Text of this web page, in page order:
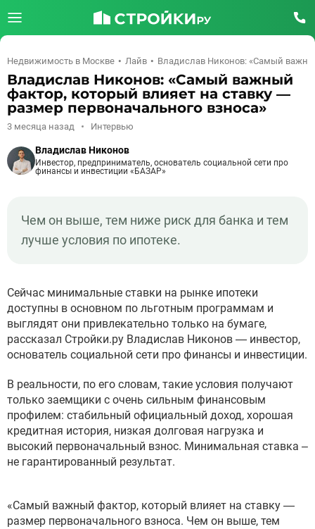
Недвижимость в Москве Лайв Владислав Никонов: «Самый
Владислав Никонов: «Самый важный
фактор, который влияет на ставку —
размер первоначального взноса»
3 месяца назад Интервью
Владислав Никонов
Инвестор, предприниматель, основатель социальной сети про
финансы и инвестиции «БАЗАР»
Чем он выше, тем ниже риск для банка и тем
лучше условия по ипотеке.
Сейчас минимальные ставки на рынке ипотеки
доступны в основном по льготным программам и
выглядят они привлекательно только на бумаге,
рассказал Стройки.ру Владислав Никонов — инвестор,
основатель социальной сети про финансы и инвестиции.
В реальности, по его словам, такие условия получают
только заемщики с очень сильным финансовым
профилем: стабильный официальный доход, хорошая
кредитная история, низкая долговая нагрузка и
высокий первоначальный взнос. Минимальная ставка –
не гарантированный результат.
«Самый важный фактор, который влияет на ставку —
размер первоначального взноса. Чем он выше, тем